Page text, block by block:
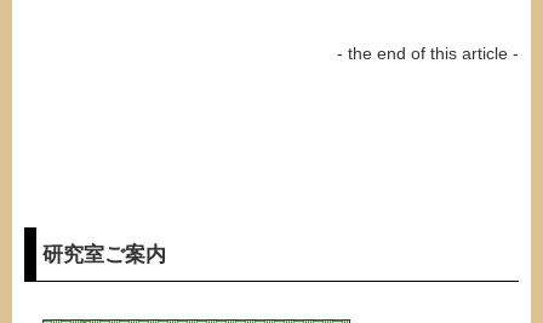
- the end of this article -
研究室ご案内